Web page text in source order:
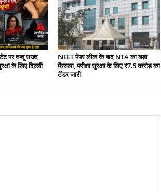
पर तब्बू सख्त,
के लिए दिल्ली
NEET पेपर लीक के बाद NTA का बड़ा
फैसला, परीक्षा सुरक्षा के लिए ₹7.5 करोड़ का
टेंडर जारी